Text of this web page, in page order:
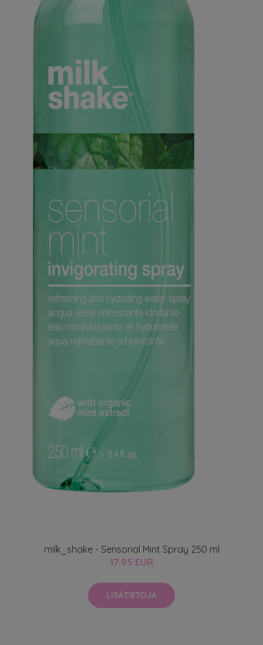
milk_shake - Sensorial Mint Spray 250 ml
17.95 EUR
LISÄTIETOJA